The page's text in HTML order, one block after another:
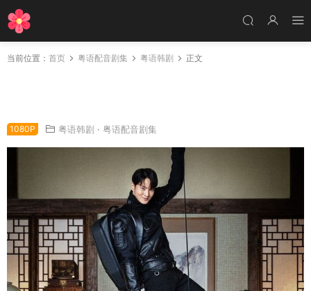
当前位置： 首页 粤语配音剧集 粤语韩剧 正文
1080P 粤语韩剧 · 粤语配音剧集